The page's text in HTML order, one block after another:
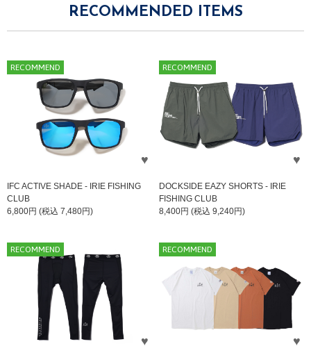
RECOMMENDED ITEMS
RECOMMEND
IFC ACTIVE SHADE - IRIE FISHING
CLUB
6,800円 (税込 7,480円)
RECOMMEND
DOCKSIDE EAZY SHORTS - IRIE
FISHING CLUB
8,400円 (税込 9,240円)
RECOMMEND RECOMMEND